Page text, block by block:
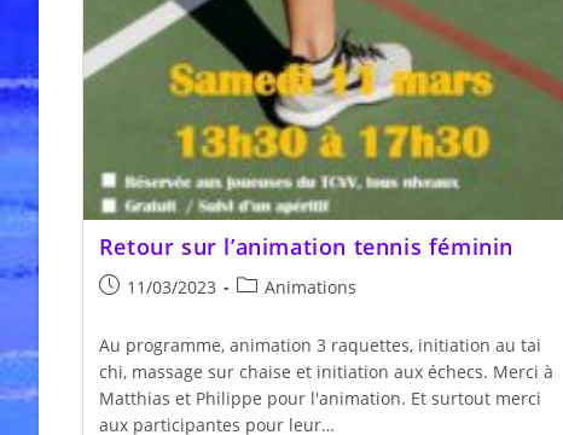
Retour sur l’animation tennis féminin
Publication
11/03/2023
PostAnimations
Au programme, animation 3 raquettes, initiation au tai
chi, massage sur chaise et initiation aux échecs. Merci à
Matthias et Philippe pour l'animation. Et surtout merci
aux participantes pour leur…